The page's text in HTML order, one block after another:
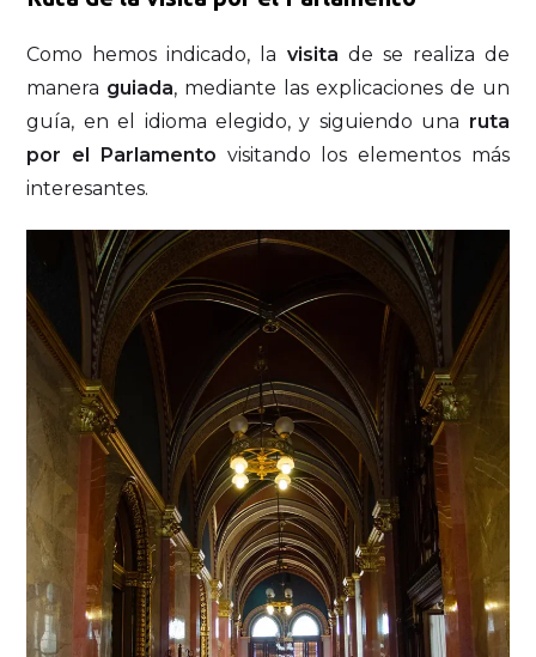
Como hemos indicado, la visita de se realiza de
manera guiada, mediante las explicaciones de un
guía, en el idioma elegido, y siguiendo una ruta
por el Parlamento visitando los elementos más
interesantes.